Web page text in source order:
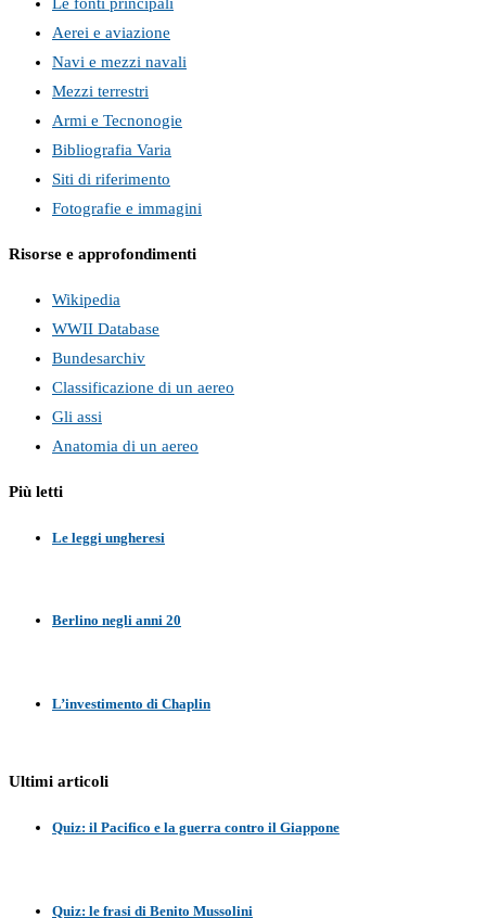
Aerei e aviazione
Navi e mezzi navali
Mezzi terrestri
Armi e Tecnonogie
Bibliografia Varia
Siti di riferimento
Fotografie e immagini
Risorse e approfondimenti
Wikipedia
WWII Database
Bundesarchiv
Classificazione di un aereo
Gli assi
Anatomia di un aereo
Più letti
Le leggi ungheresi
Berlino negli anni 20
L’investimento di Chaplin
Ultimi articoli
Quiz: il Pacifico e la guerra contro il Giappone
Quiz: le frasi di Benito Mussolini